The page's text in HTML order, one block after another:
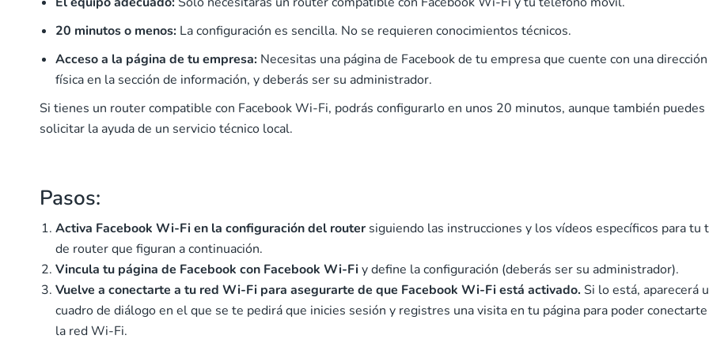
20 minutos o menos: La configuración es sencilla. No se requieren conocimientos técnicos.
Acceso a la página de tu empresa: Necesitas una página de Facebook de tu empresa que cuente con una dirección
física en la sección de información, y deberás ser su administrador.
Si tienes un router compatible con Facebook Wi-Fi, podrás configurarlo en unos 20 minutos, aunque también puedes
solicitar la ayuda de un servicio técnico local.
Pasos:
Activa Facebook Wi-Fi en la configuración del router siguiendo las instrucciones y los vídeos específicos para tu
de router que figuran a continuación.
Vincula tu página de Facebook con Facebook Wi-Fiy define la configuración (deberás ser su administrador).
Vuelve a conectarte a tu red Wi-Fi para asegurarte de que Facebook Wi-Fi está activado. Si lo está, aparecerá
cuadro de diálogo en el que se te pedirá que inicies sesión y registres una visita en tu página para poder
la red Wi-Fi.